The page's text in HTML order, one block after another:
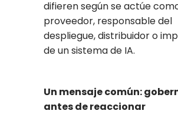
difieren según se actúe
proveedor, responsable del
despliegue, distribuidor o
de un sistema de IA.
Un mensaje común:
antes de reaccionar